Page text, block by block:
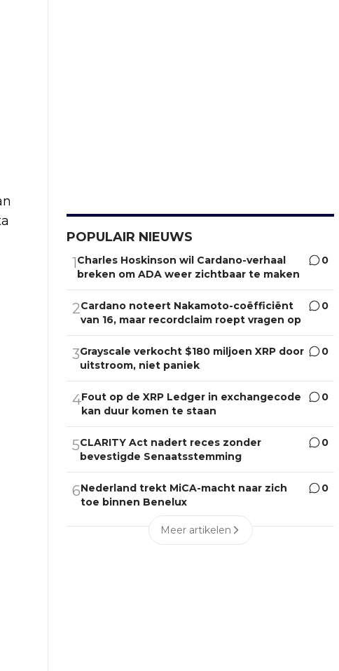
POPULAIR NIEUWS
1Charles Hoskinson wil Cardano-verhaal
breken om ADA weer zichtbaar te maken
0
2Cardano noteert Nakamoto-coëfficiënt
van 16, maar recordclaim roept vragen op
0
3Grayscale verkocht $180 miljoen XRP door
uitstroom, niet paniek
0
4Fout op de XRP Ledger in exchangecode
kan duur komen te staan
0
5CLARITY Act nadert reces zonder
bevestigde Senaatsstemming
0
6Nederland trekt MiCA-macht naar zich
toe binnen Benelux
0
Meer artikelen